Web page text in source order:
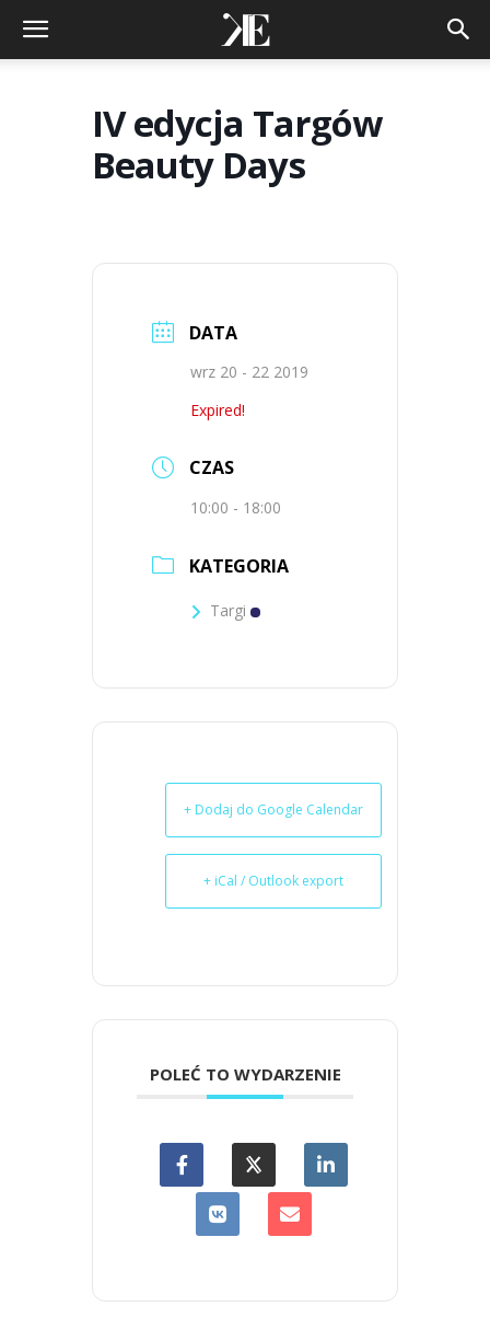
IV edycja Targów
Beauty Days
DATA
wrz 20 - 22 2019
Expired!
CZAS
10:00 - 18:00
KATEGORIA
Targi
+ Dodaj do Google Calendar
+ iCal / Outlook export
POLEĆ TO WYDARZENIE